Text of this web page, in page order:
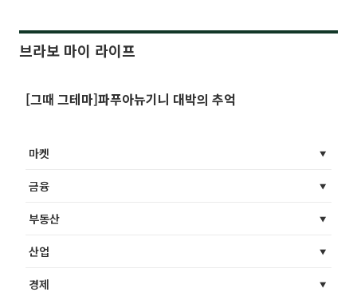
브라보 마이 라이프
[그때 그테마]파푸아뉴기니 대박의 추억
마켓
금융
부동산
산업
경제